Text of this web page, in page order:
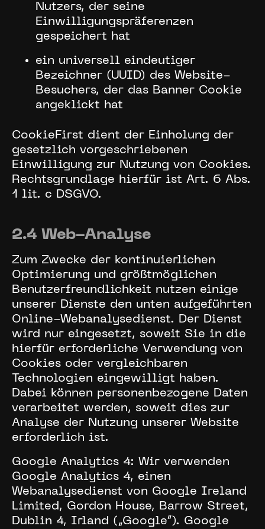
Nutzers, der seine
Einwilligungspräferenzen
gespeichert hat
ein universell eindeutiger
Bezeichner (UUID) des Website-
Besuchers, der das Banner Cookie
angeklickt hat
CookieFirst dient der Einholung der
gesetzlich vorgeschriebenen
Einwilligung zur Nutzung von Cookies.
Rechtsgrundlage hierfür ist Art. 6 Abs.
1 lit. c DSGVO.
2.4 Web-Analyse
Zum Zwecke der kontinuierlichen
Optimierung und größtmöglichen
Benutzerfreundlichkeit nutzen einige
unserer Dienste den unten aufgeführten
Online-Webanalysedienst. Der Dienst
wird nur eingesetzt, soweit Sie in die
hierfür erforderliche Verwendung von
Cookies oder vergleichbaren
Technologien eingewilligt haben.
Dabei können personenbezogene Daten
verarbeitet werden, soweit dies zur
Analyse der Nutzung unserer Website
erforderlich ist.
Google Analytics 4: Wir verwenden
Google Analytics 4, einen
Webanalysedienst von Google Ireland
Limited, Gordon House, Barrow Street,
Dublin 4, Irland („Google“). Google